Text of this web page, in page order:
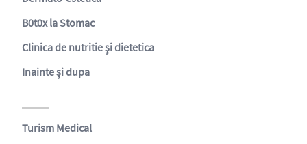
B0t0x la Stomac
Clinica de nutritie şi dietetica
Inainte şi dupa
Turism Medical